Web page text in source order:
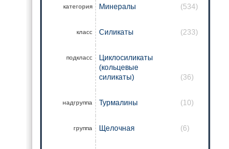
категория Минералы (534)
класс Силикаты (233)
подкласс
Циклосиликаты
(кольцевые
силикаты)
(36)
надгруппа Турмалины (10)
группа Щелочная (6)